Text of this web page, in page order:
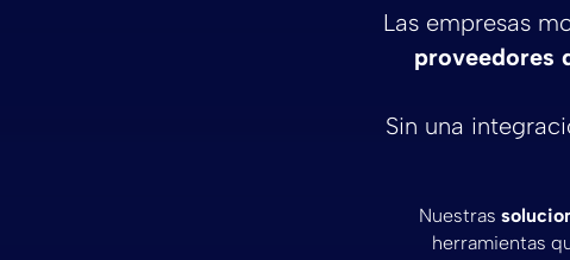
Las empresas
proveedores
Sin una
Nuestras
herramientas